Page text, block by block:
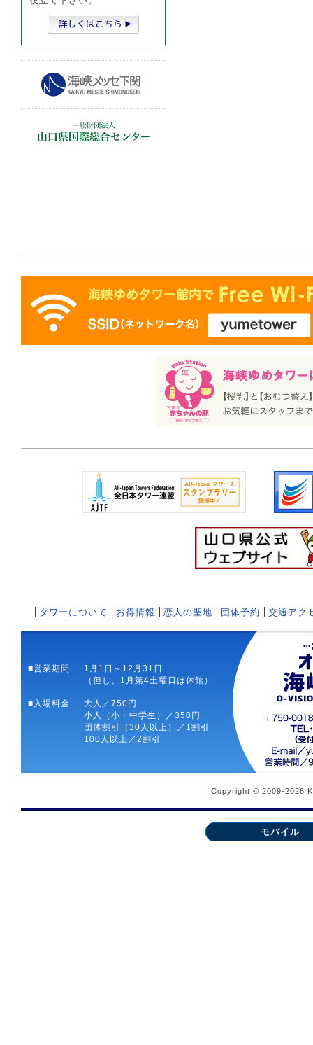
タワーについて お得情報 恋人の聖地 団体予約 交通アク
■営業期間
1月1日～12月31日
（但し、1月第4土曜日は休館）
■入場料金
大人／750円
小人（小・中学生）／350円
団体割引（30人以上）／1割引
100人以上／2割引
Copyright © 2009-2026
モバイル